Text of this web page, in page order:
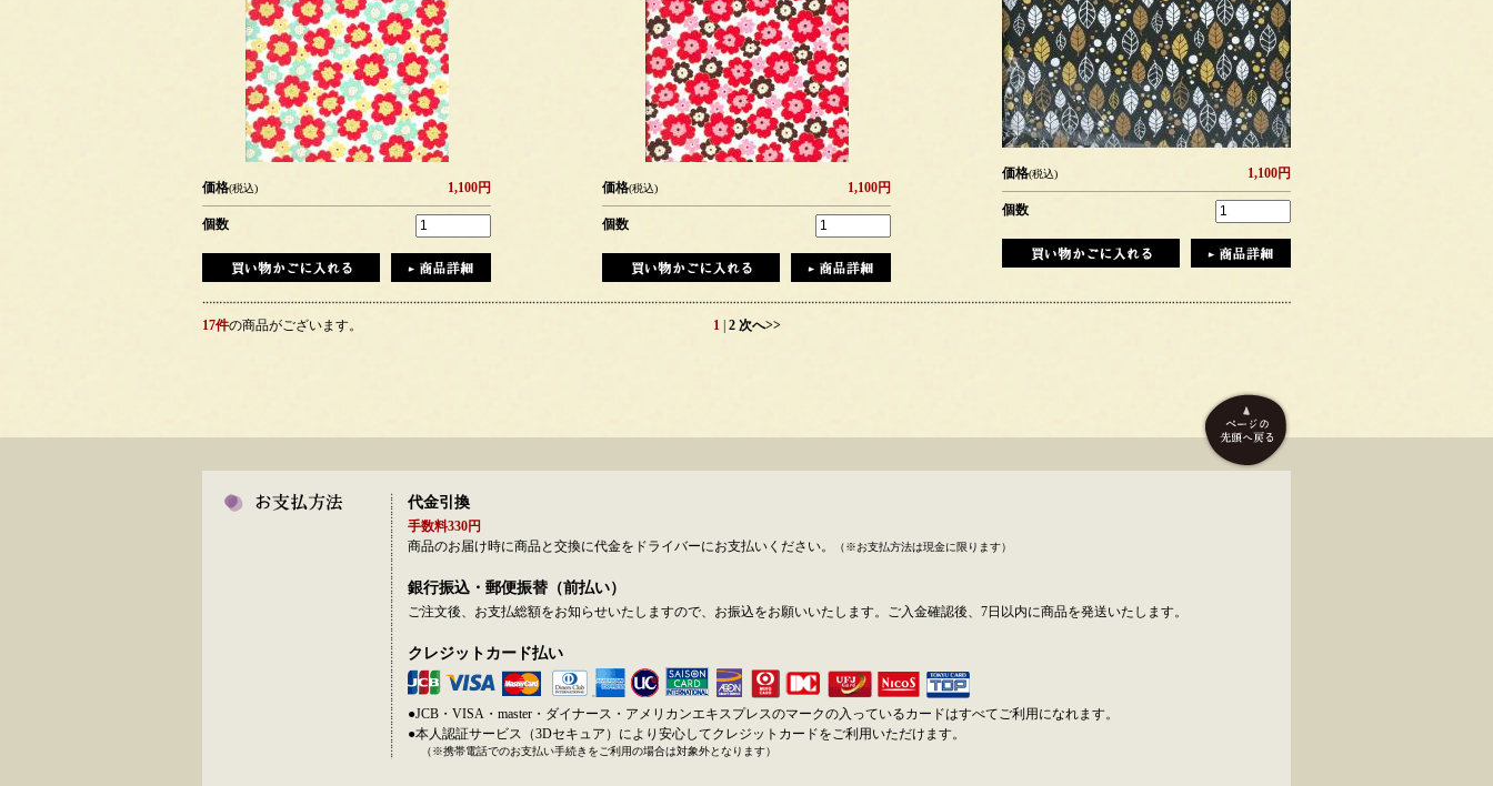
価格(税込) 1,100円
個数
価格(税込) 1,100円
個数
価格(税込) 1,100円
個数
17件の商品がございます。 1| 2 次へ>>
代金引換
手数料330円
商品のお届け時に商品と交換に代金をドライバーにお支払いください。
（※お支払方法は現金に限ります）
銀行振込・郵便振替（前払い）
ご注文後、お支払総額をお知らせいたしますので、お振込をお願いいたします。ご入金確認後、7日以内に商品を発送いたします。
クレジットカード払い
●JCB・VISA・master・ダイナース・アメリカンエキスプレスのマークの入っているカードはすべてご利用になれます。
●本人認証サービス（3Dセキュア）により安心してクレジットカードをご利用いただけます。
（※携帯電話でのお支払い手続きをご利用の場合は対象外となります）